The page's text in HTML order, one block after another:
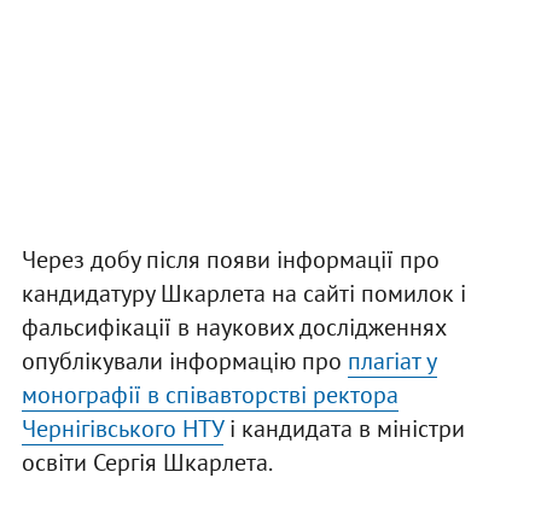
Через добу після появи інформації про
кандидатуру Шкарлета на сайті помилок і
фальсифікації в наукових дослідженнях
опублікували інформацію про плагіат у
монографії в співавторстві ректора
Чернігівського НТУі кандидата в міністри
освіти Сергія Шкарлета.